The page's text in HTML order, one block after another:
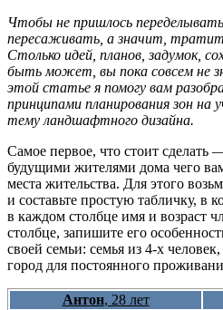
Чтобы не пришлось
пересаживать, а значит,
Столько идей, планов, задумок,
быть может, вы пока совсем не
этой статье я помогу вам
принципами планирования зон на
тему ландшафтного дизайна.
Самое первое, что стоит сделать
будущими жителями дома чего
места жительства. Для этого
и составьте простую табличку, в
в каждом столбце имя и возраст
столбце, запишите его
своей семьи: семья из 4-х
город для постоянного
Антон, 28 лет